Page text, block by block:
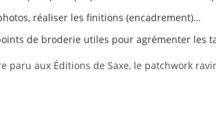
réaliser les finitions (encadrement)…
de broderie utiles pour agrémenter les
paru aux Éditions de Saxe, le patchwork